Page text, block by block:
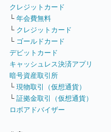
クレジットカード
└ 年会費無料
└ クレジットカード
└ ゴールドカード
デビットカード
キャッシュレス決済アプリ
暗号資産取引所
└ 現物取引（仮想通貨）
└ 証拠金取引（仮想通貨）
ロボアドバイザー